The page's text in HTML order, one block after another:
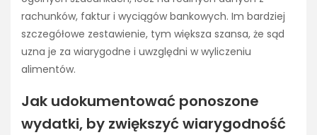
rachunków, faktur i wyciągów bankowych. Im bardziej
szczegółowe zestawienie, tym większa szansa, że sąd
uzna je za wiarygodne i uwzględni w wyliczeniu
alimentów.
Jak udokumentować ponoszone
wydatki, by zwiększyć wiarygodność